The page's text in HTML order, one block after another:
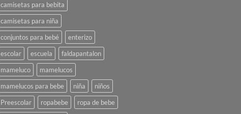
camisetas para bebita
camisetas para niña
conjuntos para bebé
enterizo
escolar
escuela
faldapantalon
mameluco
mamelucos
mamelucos para bebe
niña
niños
Preescolar
ropabebe
ropa de bebe